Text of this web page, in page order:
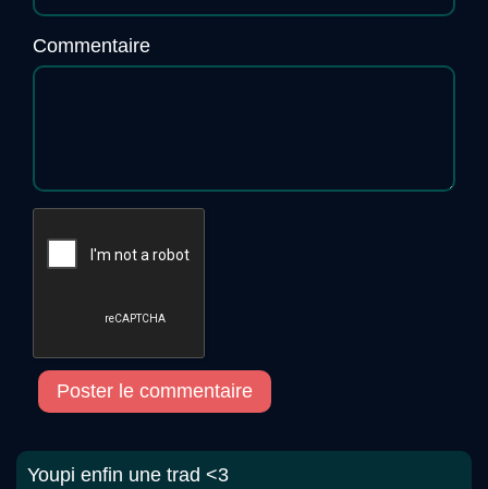
Commentaire
Poster le commentaire
Youpi enfin une trad <3